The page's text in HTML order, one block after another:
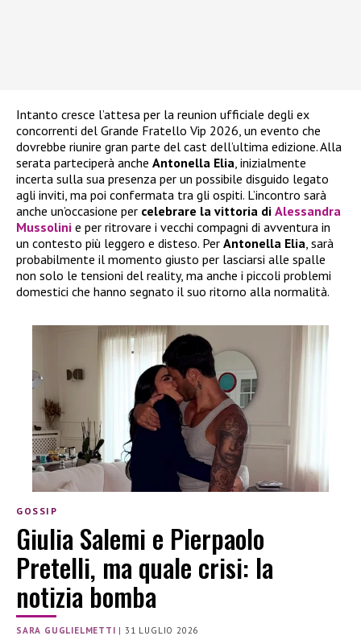
Intanto cresce l’attesa per la reunion ufficiale degli ex
concorrenti del Grande Fratello Vip 2026, un evento che
dovrebbe riunire gran parte del cast dell’ultima edizione. Alla
serata parteciperà anche Antonella Elia , inizialmente
incerta sulla sua presenza per un possibile disguido legato
agli inviti, ma poi confermata tra gli ospiti. L’incontro sarà
anche un’occasione per celebrare la vittoria di Alessandra
Mussolini e per ritrovare i vecchi compagni di avventura in
un contesto più leggero e disteso. Per Antonella Elia , sarà
probabilmente il momento giusto per lasciarsi alle spalle
non solo le tensioni del reality, ma anche i piccoli problemi
domestici che hanno segnato il suo ritorno alla normalità.
GOSSIP
Giulia Salemi e Pierpaolo
Pretelli, ma quale crisi: la
notizia bomba
SARA GUGLIELMETTI |31 LUGLIO 2026